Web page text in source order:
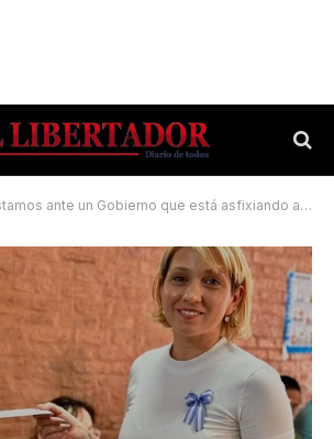
ante un Gobierno que está asfixiando a las familias»